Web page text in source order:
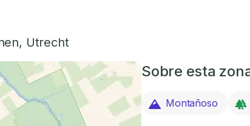
, Utrecht
Sobre esta
Montañoso